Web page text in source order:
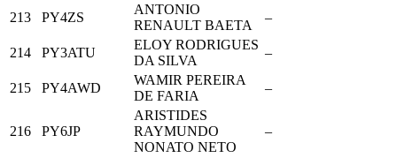
213 PY4ZS
ANTONIO
RENAULT BAETA
–
214 PY3ATU
ELOY RODRIGUES
DA SILVA
–
215 PY4AWD
WAMIR PEREIRA
DE FARIA
–
216 PY6JP
ARISTIDES
RAYMUNDO
NONATO NETO
–